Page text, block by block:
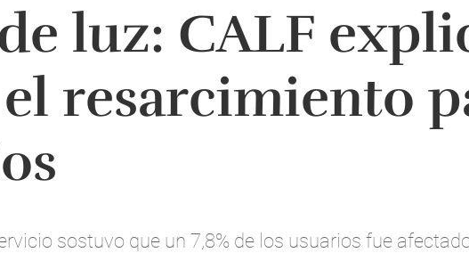
luz: CALF
resarcimiento
sostuvo que un 7,8% de los usuarios fue